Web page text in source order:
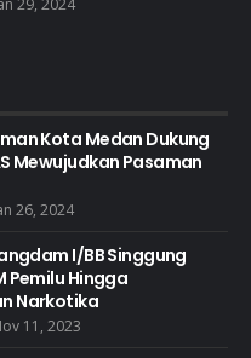
29, 2024
Kota Medan Dukung
Mewujudkan Pasaman
26, 2024
I/BB Singgung
Pemilu Hingga
Narkotika
11, 2023